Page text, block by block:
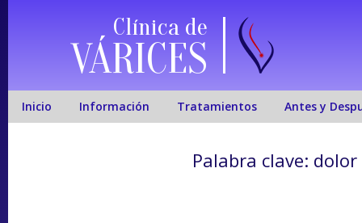
Clínica de
VÁRICES
Inicio Información Tratamientos Antes y
Palabra clave: dolor